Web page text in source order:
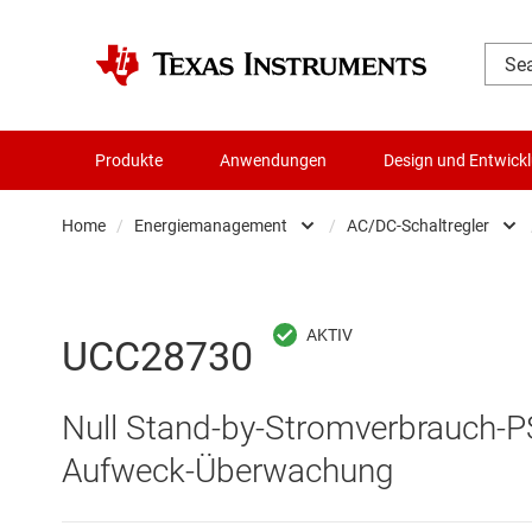
Produkte Anwendungen Design und
Home / Energiemanagement
Batteriemanagement-ICs
Die- & Wafer-Services
DLP-Produkte
/ AC/DC-Schaltregler
Gate-
UCC28730
Null Stand-by-Stromverbrauch-
Aufweck-Überwachung